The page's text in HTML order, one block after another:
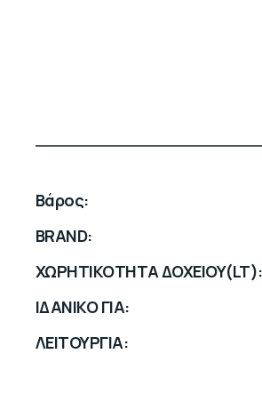
Βάρος
BRAND
ΧΩΡΗΤΙΚΟΤΗΤΑ ΔΟΧΕΙΟΥ(LT)
ΙΔΑΝΙΚΟ ΓΙΑ
ΛΕΙΤΟΥΡΓΙΑ